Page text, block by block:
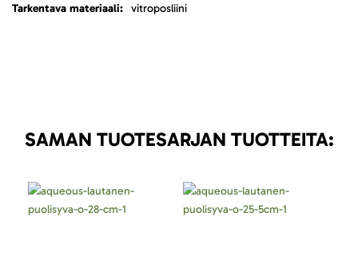
vitroposliini
SAMAN TUOTESARJAN TUOTTEITA: